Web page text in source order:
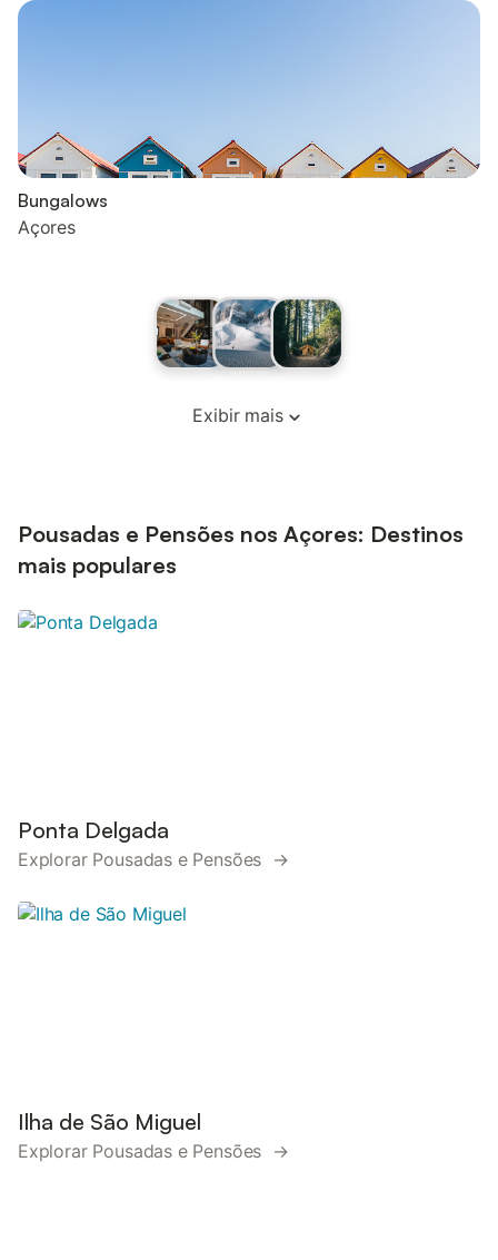
Bungalows
Açores
Exibir mais
Pousadas e Pensões nos Açores: Destinos
mais populares
Ponta Delgada
Explorar Pousadas e Pensões →
Ilha de São Miguel
Explorar Pousadas e Pensões →